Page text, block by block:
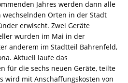
Jahres werden dann alle
Orten in der Stadt
erwischt. Zwei Geräte
wurden im Mai in der
anderem im Stadtteil Bahrenfeld,
Aktuell laufe das
für die sechs neuen Geräte, teilte
wird mit Anschaffungskosten von